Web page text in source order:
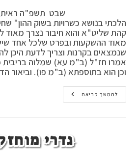
שבט תשפ"ה ראיתי את
הלכתי בנושא כשרויות בשוק ההון"
קהת שליט"א והוא חיבור נצרך מאוד
מאוד ההשקעות ובפרט שלכל אחד
שנמצאים בקרנות וצריך לדעת היכן
אמרו חז"ל (ב"מ עא) שמלוה בריבית
וכן הוא בתוספתא (ב"מ פו). וביאור
להמשך קריאה השקעות
בלי
גדרי